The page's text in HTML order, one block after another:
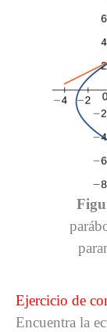
Ejercicio de
Encuentra la